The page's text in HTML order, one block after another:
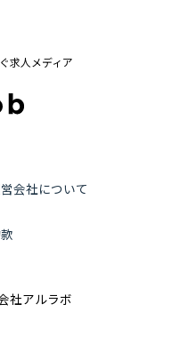
求人メディア
会社について
社アルラボ